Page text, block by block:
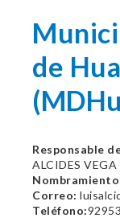
de
Responsable
ALCIDES VEGA
Correo:
Teléfono: